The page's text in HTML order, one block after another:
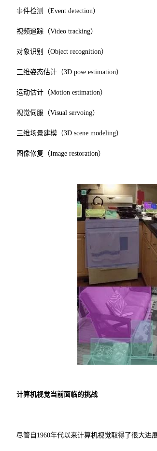
事件检测（Event detection）
视频追踪（Video tracking）
对象识别（Object recognition）
三维姿态估计（3D pose estimation）
运动估计（Motion estimation）
视觉伺服（Visual servoing）
三维场景建模（3D scene modeling）
图像修复（Image restoration）
计算机视觉当前面临的挑战
尽管自1960年代以来计算机视觉取得了很大进